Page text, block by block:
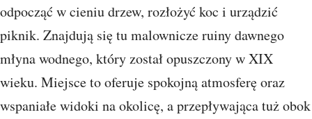
odpocząć w cieniu drzew, rozłożyć koc i urządzić
piknik. Znajdują się tu malownicze ruiny dawnego
młyna wodnego, który został opuszczony w XIX
wieku. Miejsce to oferuje spokojną atmosferę oraz
wspaniałe widoki na okolicę, a przepływająca tuż obok